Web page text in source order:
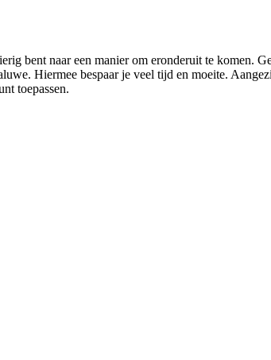
bent naar een manier om eronderuit te komen.
Hiermee bespaar je veel tijd en moeite.
toepassen.